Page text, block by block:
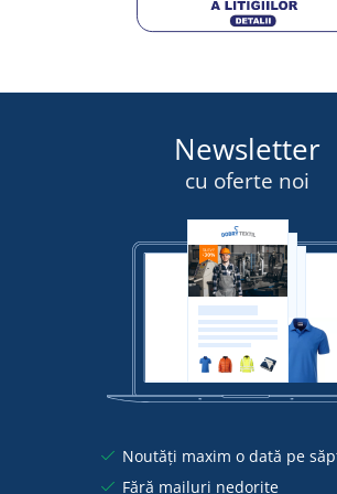
Newsletter
cu oferte noi
Noutăți maxim o dată pe
Fără mailuri nedorite